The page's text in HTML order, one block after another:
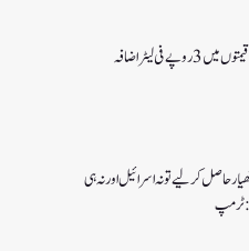
فی لیٹر اضافہ
حاصل کرلیے تو نہ اسرائیل اور نہ ہی